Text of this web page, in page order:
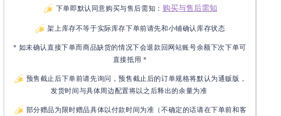
下单即默认同意购买与售后需知： 购买与售后需知
架上库存不等于实际库存下单前请先和小铺确认库存状态
* 如未确认直接下单而商品缺货的情况下会退款回网站账号余额下次下单可
直接抵用 *
预售截止后下单前请先询问，预售截止后的订单规格将默认为通贩版，
发货时间与具体周边配置将以之后释出的余量为准
部分赠品为限时赠品具体以付款时间为准（不确定的话请在下单前和客